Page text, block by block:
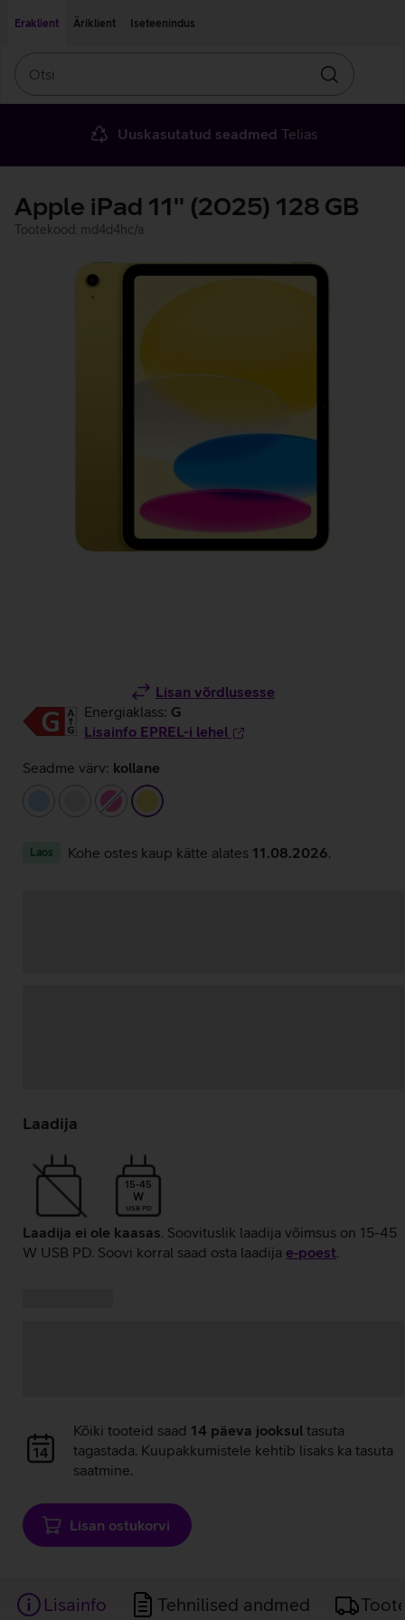
Eraklient
Äriklient Iseteenindus
Otsin
Uuskasutatud seadmed Telias
Apple iPad 11'' (2025) 128 GB
Tootekood: md4d4hc/a
Lisan võrdlusesse
Energiaklass: G
Lisainfo EPREL-i lehel
Seadme värv: kollane
helesininehõbedane
roosa kollane
Laos Kohe ostes kaup kätte alates 11.08.2026
laadimine
Laadija
15-45
W
USB PD
Laadija ei ole kaasas. Soovituslik laadija võimsus on 15-45
W USB PD. Soovi korral saad osta laadija e‑poest.
Andmete
laadimine
Kõiki tooteid saad 14 päeva jooksul tasuta
tagastada. Kuupakkumistele kehtib lisaks ka tasuta
saatmine.
Lisan ostukorvi
Lisainfo Tehnilised andmed